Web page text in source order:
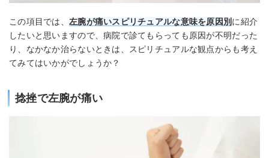
この項目では、 左腕が痛いスピリチュアルな意味を原因別 に紹介
したいと思いますので、病院で診てもらっても原因が不明だった
り、なかなか治らないときは、スピリチュアルな観点からも考え
てみてはいかがでしょうか？
捻挫で左腕が痛い